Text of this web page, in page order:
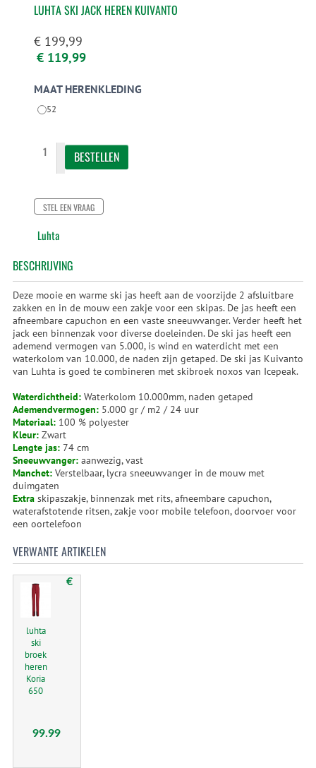
LUHTA SKI JACK HEREN KUIVANTO
€ 199,99
€ 119,99
MAAT HERENKLEDING
52
STEL EEN VRAAG
Luhta
BESCHRIJVING
Deze mooie en warme ski jas heeft aan de voorzijde 2 afsluitbare
zakken en in de mouw een zakje voor een skipas. De jas heeft een
afneembare capuchon en een vaste sneeuwvanger. Verder heeft het
jack een binnenzak voor diverse doeleinden. De ski jas heeft een
ademend vermogen van 5.000, is wind en waterdicht met een
waterkolom van 10.000, de naden zijn getaped. De ski jas Kuivanto
van Luhta is goed te combineren met skibroek noxos van Icepeak.
Waterdichtheid:Waterkolom 10.000mm, naden getaped
Ademendvermogen: 5.000 gr / m2 / 24 uur
Materiaal: 100 % polyester
Kleur: Zwart
Lengte jas: 74 cm
Sneeuwvanger:aanwezig, vast
Manchet:Verstelbaar, lycra sneeuwvanger in de mouw met
duimgaten
Extraskipaszakje, binnenzak met rits, afneembare capuchon,
waterafstotende ritsen, zakje voor mobile telefoon, doorvoer voor
een oortelefoon
VERWANTE ARTIKELEN
luhta
ski
broek
heren
Koria
650
€
99.99